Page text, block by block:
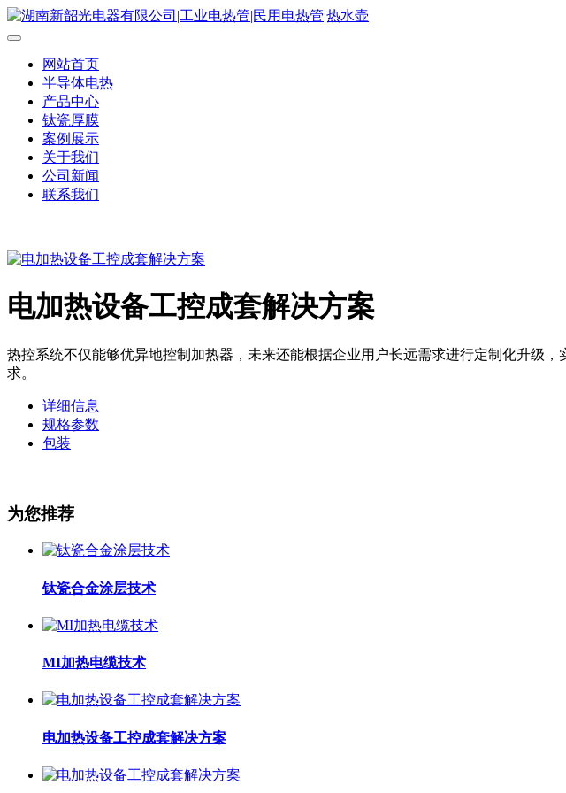
网站首页
半导体电热
产品中心
钛瓷厚膜
案例展示
关于我们
公司新闻
联系我们
电加热设备工控成套解决方案
热控系统不仅能够优异地控制加热器，未来还能根据企业用户长远需求进行定制化升级
求。
详细信息
规格参数
包装
为您推荐
钛瓷合金涂层技术
MI加热电缆技术
电加热设备工控成套解决方案